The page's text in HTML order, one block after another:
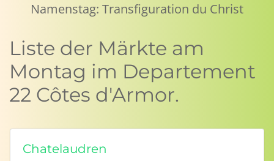
Namenstag: Transfiguration du Christ
Liste der Märkte am
Montag im Departement
22 Côtes d'Armor.
Chatelaudren